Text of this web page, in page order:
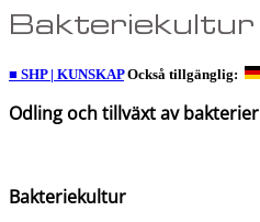
■ SHP | KUNSKAP Också tillgänglig:
Odling och tillväxt av
Bakteriekultur